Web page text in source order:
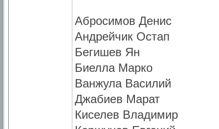
Абросимов Денис
Андрейчик Остап
Бегишев Ян
Биелла Марко
Ванжула Василий
Джабиев Марат
Киселев Владимир